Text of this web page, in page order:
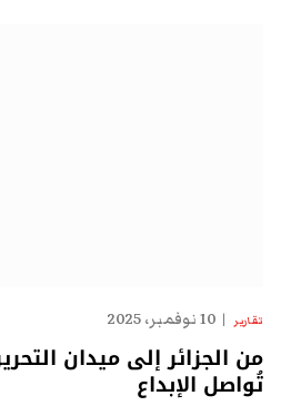
تقارير 10 نوفمبر، 2025
من الجزائر إلى ميدان
تُواصل الإبداع